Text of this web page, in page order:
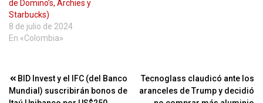
de Domino’s, Archies y
Starbucks)
8 de julio de 2024
En «Colombia»
Navegación
BID Invest y el IFC (del Banco
Mundial) suscribirán bonos de
Tecnoglass claudicó ante los
aranceles de Trump y decidió